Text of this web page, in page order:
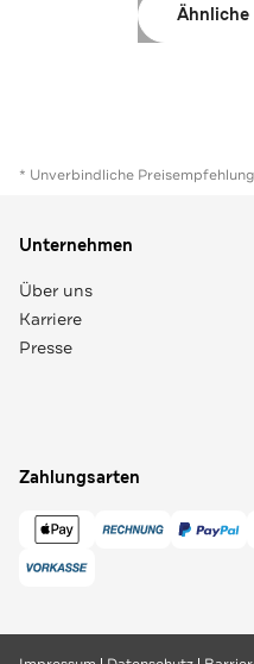
* Unverbindliche
Unternehmen
Über uns
Karriere
Presse
Zahlungsarten